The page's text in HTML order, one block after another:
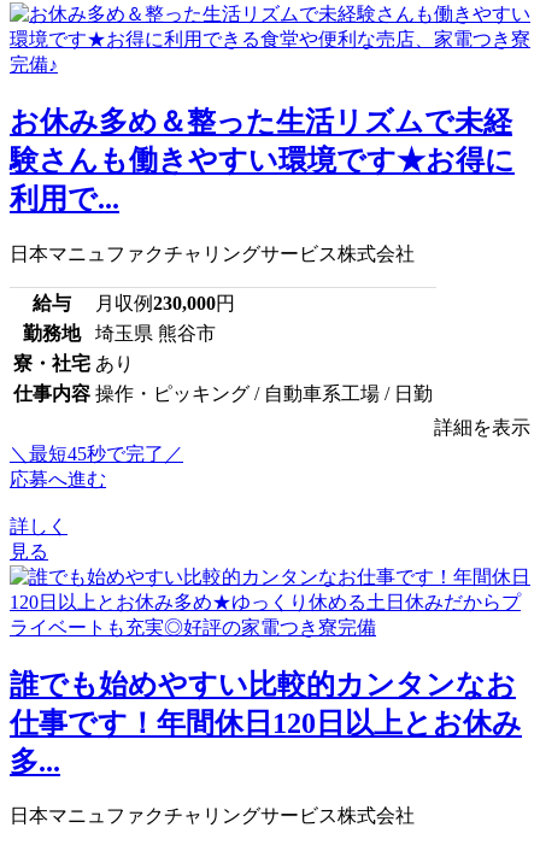
お休み多め＆整った生活リズムで未経
験さんも働きやすい環境です★お得に
利用で...
日本マニュファクチャリングサービス株式会社
給与 月収例230,000円
勤務地
埼玉県 熊谷市
寮・社宅 あり
仕事内容 操作・ピッキング / 自動車系工場 / 日勤
詳細を表示
＼最短45秒で完了／
応募へ進む
詳しく
見る
誰でも始めやすい比較的カンタンなお
仕事です！年間休日120日以上とお休み
多...
日本マニュファクチャリングサービス株式会社